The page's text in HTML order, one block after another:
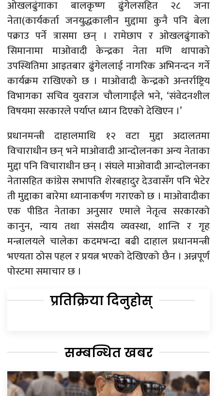
ओखलढुंगाका बालकृष्ण ढुंगेलसहित २८ जना
नेता(कार्यकर्ता जनयुद्धकालीन मुद्दामा कुनै पनि बेला
पक्राउ पर्ने त्रासमा छन् । रामेछाप र ओखलढुंगाको
सिमानामा माओवादी केन्द्रका नेता मणि थापाको
उपस्थितिमा आइतबार ढुंगेललाई नागरिक अभिनन्दन गर्ने
कार्यक्रम राखिएको छ । माओवादी केन्द्रको अन्तर्राष्ट्रिय
विभागका सचिव युवराज चौलागाईंले भने, ‘संवेदनशील
विषयमा सरकारले पर्याप्त ध्यान दिएको देखिएन ।’
प्रधानमन्त्री दाहालमाथि १२ वटा मुद्दा अदालतमा
विचाराधीन छन् भने माओवादी आन्दोलनका अन्य नेताका
मुद्दा पनि विचाराधीन छन् । संघले माओवादी आन्दोलनका
नेतासहित कांग्रेस सभापति शेरबहादुर देउवासँग पनि भेटेर
ती मुद्दाका बारेमा ध्यानाकर्षण गराएको छ । माओवादीका
एक पीडित नेताका अनुसार एमाले नेतृत्व सरकारको
कानुन, न्याय तथा संसदीय व्यवस्था, शान्ति र गृह
मन्त्रालयले चालेका कदमभन्दा बढी दाहाल प्रधानमन्त्री
भएयता ठोस पहल र प्रयत्न भएको देखिएको छैन । अन्नपूर्ण
पोस्टमा समाचार छ ।
प्रतिक्रिया दिनुहोस्
सम्बन्धित खबर